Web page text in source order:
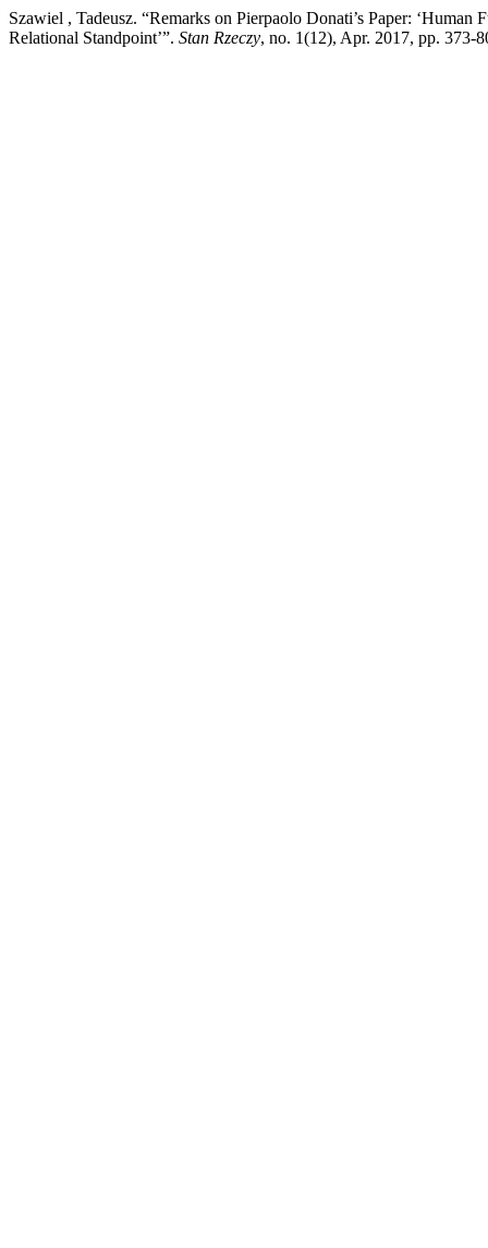
Szawiel , Tadeusz. “Remarks on Pierpaolo Donati’s Paper:
Relational Standpoint’”. Stan Rzeczy, no. 1(12), Apr. 2017, pp. 373-